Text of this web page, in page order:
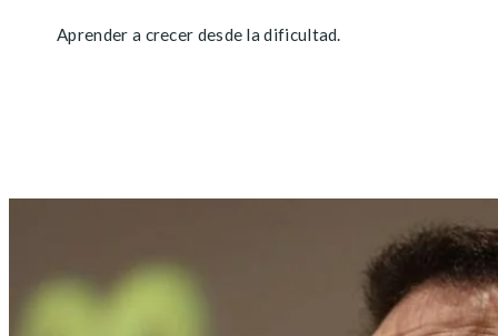
Aprender a crecer desde la dificultad.